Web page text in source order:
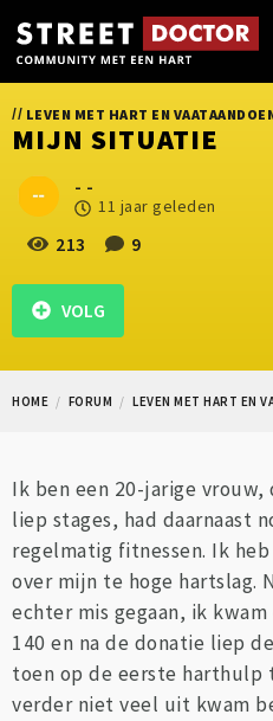
// LEVEN MET HART EN
MIJN SITUATIE
- -
11 jaar geleden
213 9
VOLG
HOME FORUM LEVEN MET HART EN
Ik ben een 20-jarige vrouw,
liep stages, had daarnaast
regelmatig fitnessen. Ik
over mijn te hoge hartslag.
echter mis gegaan, ik
140 en na de donatie liep
toen op de eerste harthulp
verder niet veel uit kwam